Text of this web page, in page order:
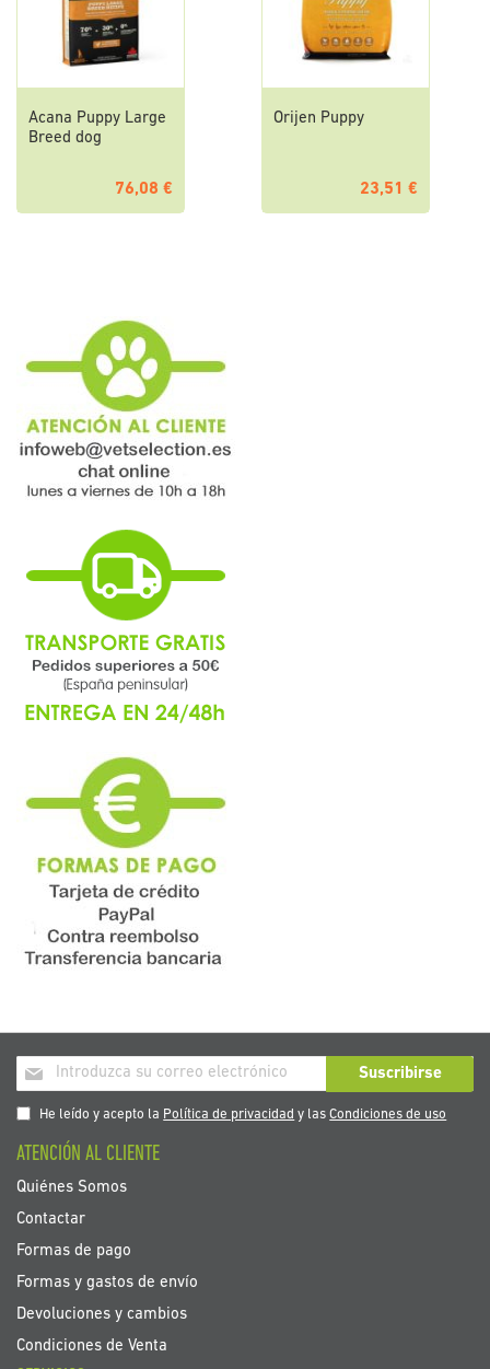
Acana Puppy Large
Breed dog
76,08 €
Orijen Puppy
23,51 €
Inscríbase
a
nuestro
de
noticias:
Suscribirse
He leído y acepto la Política de privacidad y lasCondiciones de uso
ATENCIÓN AL CLIENTE
Quiénes Somos
Contactar
Formas de pago
Formas y gastos de envío
Devoluciones y cambios
Condiciones de Venta